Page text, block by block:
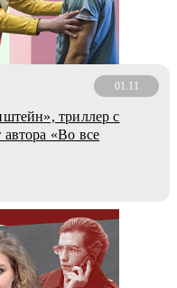
01.11
триллер с
«Во все